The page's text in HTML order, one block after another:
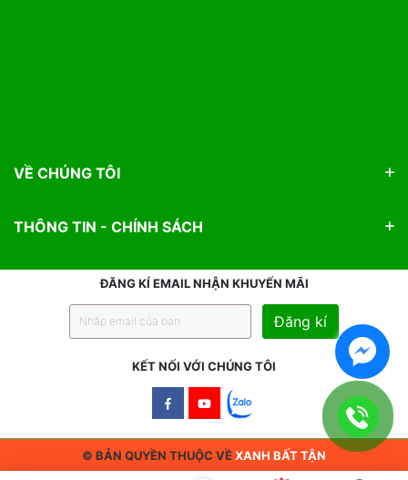
VỀ CHÚNG TÔI
THÔNG TIN - CHÍNH SÁCH
ĐĂNG KÍ EMAIL NHẬN KHUYẾN MÃI
Đăng kí
KẾT NỐI VỚI CHÚNG TÔI
Facebook
Youtube
© BẢN QUYỀN THUỘC VỀXANH BẤT TẬN